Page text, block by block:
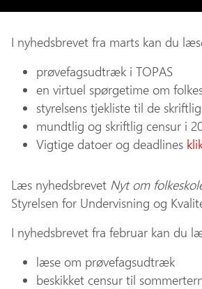
I nyhedsbrevet fra marts kan du
prøvefagsudtræk i TOPAS
en virtuel spørgetime om
styrelsens tjekliste til de
mundtlig og skriftlig censur i
Vigtige datoer og deadlines
Læs nyhedsbrevet Nyt om
Styrelsen for Undervisning og
I nyhedsbrevet fra februar kan du
læse om prøvefagsudtræk
beskikket censur til